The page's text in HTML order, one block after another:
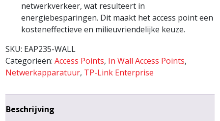
netwerkverkeer, wat resulteert in
energiebesparingen. Dit maakt het access point een
kosteneffectieve en milieuvriendelijke keuze.
SKU: EAP235-WALL
Categorieën:Access Points, In Wall Access Points,
Netwerkapparatuur, TP-Link Enterprise
Beschrijving